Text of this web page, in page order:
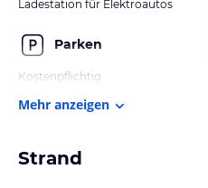
Ladestation für Elektroautos
Parken
Kostenpflichtig
Mehr anzeigen
Strand